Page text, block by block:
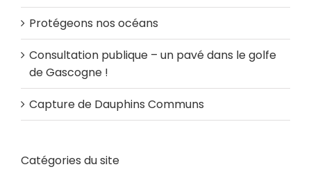
Protégeons nos océans
Consultation publique – un pavé dans le golfe
de Gascogne !
Capture de Dauphins Communs
Catégories du site